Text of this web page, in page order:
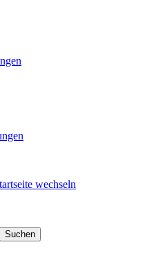
Suchen